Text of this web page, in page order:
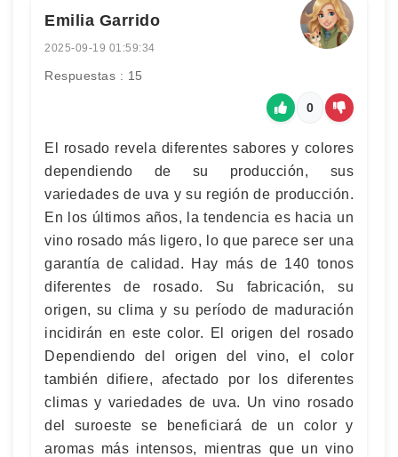
Emilia Garrido
2025-09-19 01:59:34
Respuestas : 15
0
El rosado revela diferentes sabores y colores
dependiendo de su producción, sus
variedades de uva y su región de producción.
En los últimos años, la tendencia es hacia un
vino rosado más ligero, lo que parece ser una
garantía de calidad. Hay más de 140 tonos
diferentes de rosado. Su fabricación, su
origen, su clima y su período de maduración
incidirán en este color. El origen del rosado
Dependiendo del origen del vino, el color
también difiere, afectado por los diferentes
climas y variedades de uva. Un vino rosado
del suroeste se beneficiará de un color y
aromas más intensos, mientras que un vino